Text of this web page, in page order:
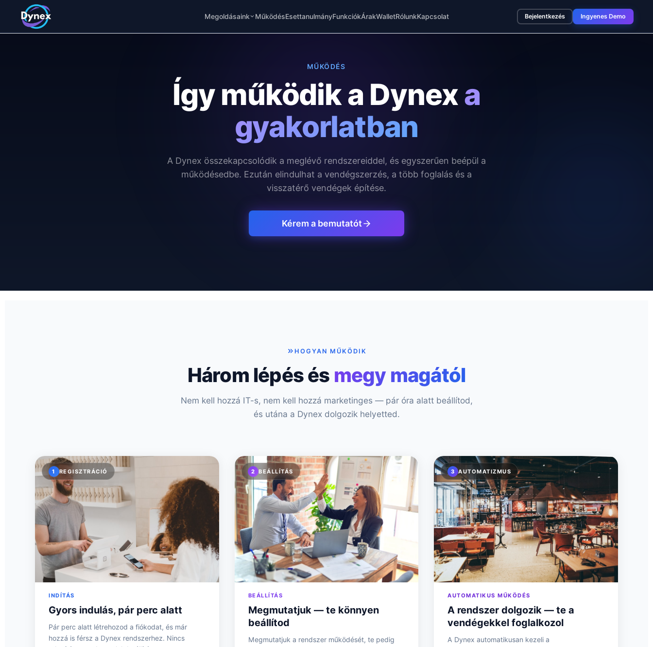
Megoldásaink MűködésEsettanulmányFunkciókÁrakWalletRólunkKapcsolat Bejelentkezés Ingyenes Demo
MŰKÖDÉS
Így működik a Dynexa
gyakorlatban
A Dynex összekapcsolódik a meglévő rendszereiddel, és egyszerűen beépül a
működésedbe. Ezután elindulhat a vendégszerzés, a több foglalás és a
visszatérő vendégek építése.
Kérem a bemutatót
HOGYAN MŰKÖDIK
Három lépés és megy magától
Nem kell hozzá IT-s, nem kell hozzá marketinges — pár óra alatt beállítod,
és utána a Dynex dolgozik helyetted.
1 REGISZTRÁCIÓ
INDÍTÁS
Gyors indulás, pár perc alatt
Pár perc alatt létrehozod a fiókodat, és már
hozzá is férsz a Dynex rendszerhez. Nincs
2 BEÁLLÍTÁS
BEÁLLÍTÁS
Megmutatjuk — te könnyen
beállítod
Megmutatjuk a rendszer működését, te pedig
3 AUTOMATIZMUS
AUTOMATIKUS MŰKÖDÉS
A rendszer dolgozik — te a
vendégekkel foglalkozol
A Dynex automatikusan kezeli a